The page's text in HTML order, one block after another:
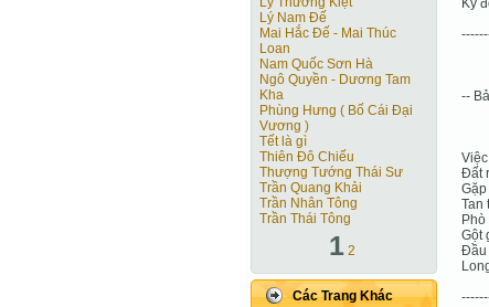
Lý Nam Đế
Mai Hắc Đế - Mai Thúc
Loan
Nam Quốc Sơn Hà
Ngô Quyền - Dương Tam
Kha
Phùng Hưng ( Bố Cái Đại
Vương )
Tết là gì
Thiên Đô Chiếu
Thượng Tướng Thái Sư
Trần Quang Khải
Trần Nhân Tông
Trần Thái Tông
1 2
Các Trang Khác
Kỷ
--
Đất
Tan
Gột
Đầu